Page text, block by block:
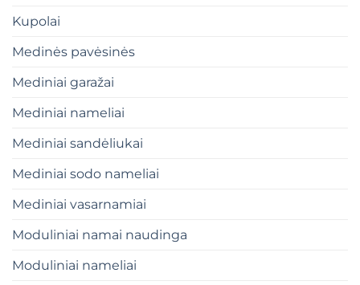
Kupolai
Medinės pavėsinės
Mediniai garažai
Mediniai nameliai
Mediniai sandėliukai
Mediniai sodo nameliai
Mediniai vasarnamiai
Moduliniai namai naudinga
Moduliniai nameliai